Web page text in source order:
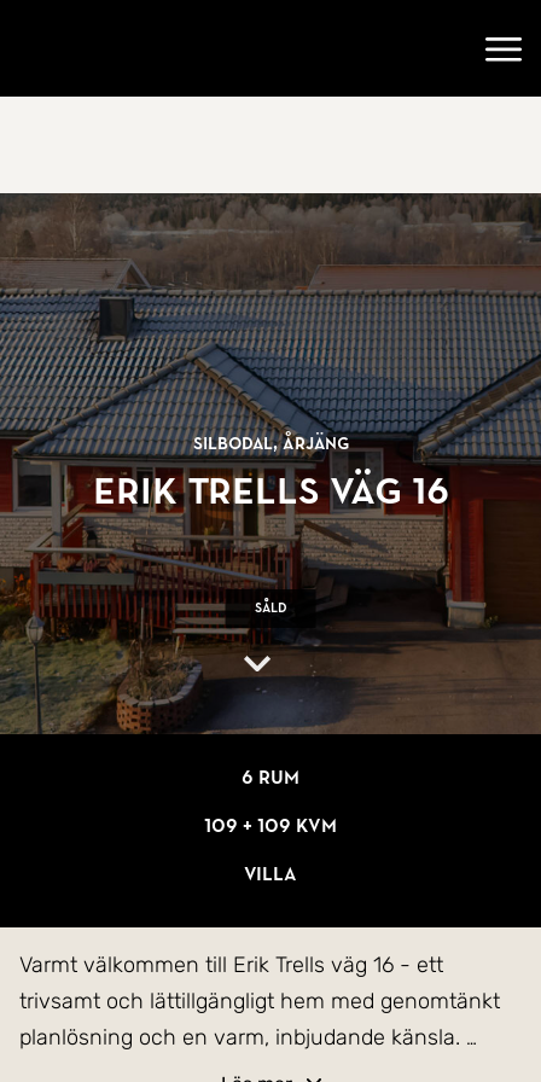
Silbodal, Årjäng
Erik Trells väg 16
Såld
6 rum
109 + 109 kvm
Villa
Varmt välkommen till Erik Trells väg 16 - ett
trivsamt och lättillgängligt hem med genomtänkt
planlösning och en varm, inbjudande känsla.